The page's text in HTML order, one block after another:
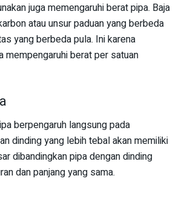
juga memengaruhi berat pipa. Baja
atau unsur paduan yang berbeda
yang berbeda pula. Ini karena
mempengaruhi berat per satuan
berpengaruh langsung pada
dinding yang lebih tebal akan memiliki
dibandingkan pipa dengan dinding
dan panjang yang sama.